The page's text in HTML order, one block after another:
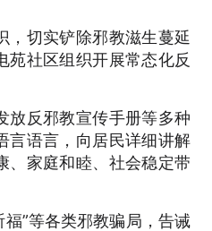
，切实铲除邪教滋生蔓延
苑社区组织开展常态化反
放反邪教宣传手册等多种
言语言，向居民详细讲解
、家庭和睦、社会稳定带
”等各类邪教骗局，告诫